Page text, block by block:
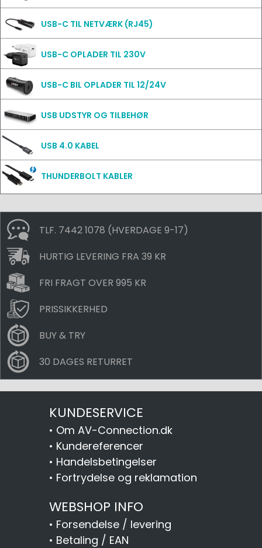
USB-C TIL NETVÆRK (RJ45)
USB-C OPLADER TIL 230V
USB-C BIL OPLADER TIL 12/24V
USB UDSTYR OG TILBEHØR
USB 4.0 KABEL
THUNDERBOLT KABLER
TLF. 7442 1078 (HVERDAGE 9-17)
HURTIG LEVERING FRA 39 KR
FRI FRAGT OVER 995 KR
PRISSIKKERHED
BUY & TRY
30 DAGES RETURRET
KUNDESERVICE
• Om AV-Connection.dk
• Kundereferencer
• Handelsbetingelser
• Fortrydelse og reklamation
WEBSHOP INFO
• Forsendelse / levering
• Betaling / EAN